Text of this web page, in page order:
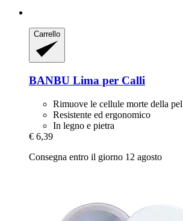
Carrello
BANBU Lima per Calli
Rimuove le cellule morte della
Resistente ed ergonomico
In legno e pietra
€ 6,39
Consegna entro il giorno 12 agosto